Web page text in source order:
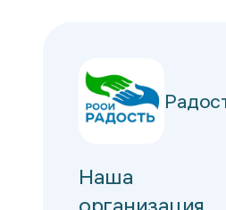
Наша
организация